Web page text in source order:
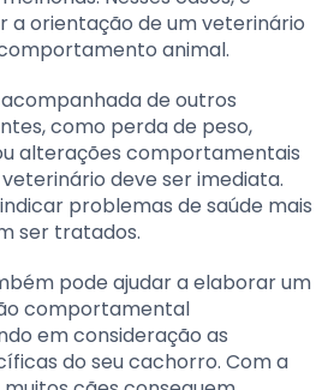
a orientação de um veterinário
animal.
de outros
como perda de peso,
alterações comportamentais
deve ser imediata.
problemas de saúde mais
ser tratados.
pode ajudar a elaborar um
comportamental
em consideração as
do seu cachorro. Com a